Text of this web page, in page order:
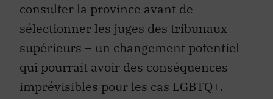
consulter la province avant de
sélectionner les juges des tribunaux
supérieurs – un changement potentiel
qui pourrait avoir des conséquences
imprévisibles pour les cas LGBTQ+.